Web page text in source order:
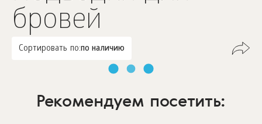
бровей
Сортировать по:по наличию
Рекомендуем посетить: